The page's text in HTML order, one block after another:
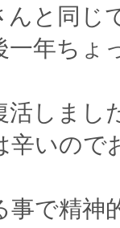
んと同じ
一年ちょ
活しまし
辛いので
事で精神